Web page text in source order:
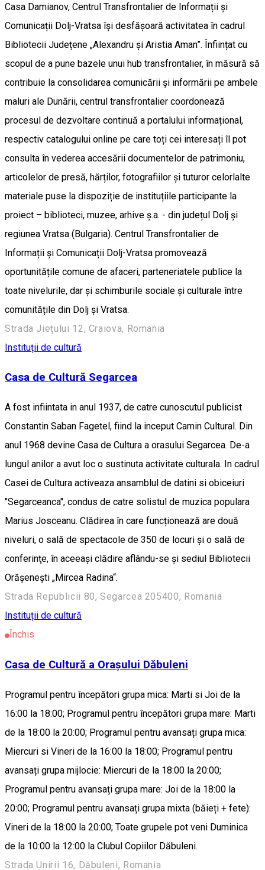
Casa Damianov, Centrul Transfrontalier de Informații și
Comunicații Dolj-Vratsa își desfășoară activitatea în cadrul
Bibliotecii Județene „Alexandru și Aristia Aman”. Înființat cu
scopul de a pune bazele unui hub transfrontalier, în măsură să
contribuie la consolidarea comunicării și informării pe ambele
maluri ale Dunării, centrul transfrontalier coordonează
procesul de dezvoltare continuă a portalului informațional,
respectiv catalogului online pe care toți cei interesați îl pot
consulta în vederea accesării documentelor de patrimoniu,
articolelor de presă, hărților, fotografiilor și tuturor celorlalte
materiale puse la dispoziție de instituțiile participante la
proiect – biblioteci, muzee, arhive ș.a. - din județul Dolj și
regiunea Vratsa (Bulgaria). Centrul Transfrontalier de
Informații și Comunicații Dolj-Vratsa promovează
oportunitățile comune de afaceri, parteneriatele publice la
toate nivelurile, dar și schimburile sociale și culturale între
comunitățile din Dolj și Vratsa.
Strada Jiețului 12, Craiova, Romania
Instituții de cultură
Casa de Cultură Segarcea
A fost infiintata in anul 1937, de catre cunoscutul publicist
Constantin Saban Fagetel, fiind la inceput Camin Cultural. Din
anul 1968 devine Casa de Cultura a orasului Segarcea. De-a
lungul anilor a avut loc o sustinuta activitate culturala. In cadrul
Casei de Cultura activeaza ansamblul de datini si obiceiuri
"Segarceanca", condus de catre solistul de muzica populara
Marius Josceanu. Clădirea în care funcționează are două
niveluri, o sală de spectacole de 350 de locuri şi o sală de
conferinţe, în aceeași clădire aflându-se şi sediul Bibliotecii
Orăşeneşti „Mircea Radina“.
Strada Republicii 80, Segarcea 205400, Romania
Instituții de cultură
Închis
Casa de Cultură a Orașului Dăbuleni
Programul pentru începători grupa mica: Marti si Joi de la
16:00 la 18:00; Programul pentru începători grupa mare: Marti
de la 18:00 la 20:00; Programul pentru avansați grupa mica:
Miercuri si Vineri de la 16:00 la 18:00; Programul pentru
avansați grupa mijlocie: Miercuri de la 18:00 la 20:00;
Programul pentru avansați grupa mare: Joi de la 18:00 la
20:00; Programul pentru avansați grupa mixta (băieți + fete):
Vineri de la 18:00 la 20:00; Toate grupele pot veni Duminica
de la 10:00 la 12:00 la Clubul Copiilor Dăbuleni.
Strada Unirii 16, Dăbuleni, Romania